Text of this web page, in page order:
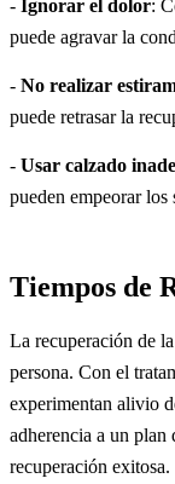
- Ignorar el dolor:
puede agravar la
- No realizar
puede retrasar la
- Usar calzado
pueden empeorar los
Tiempos de
La recuperación de
persona. Con el
experimentan alivio
adherencia a un plan
recuperación exitosa.